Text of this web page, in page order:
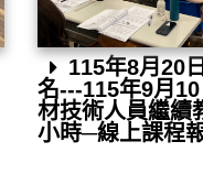
115年8月20
名---115年9月
材技術人員繼續
小時─線上課程